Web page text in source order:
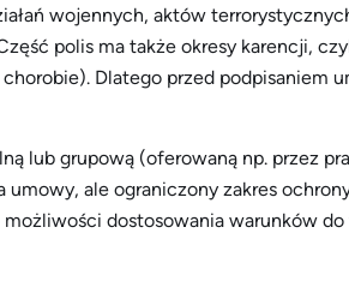
wojennych, aktów
polis ma także okresy karencji,
Dlatego przed podpisaniem
lub grupową (oferowaną np. przez
umowy, ale ograniczony zakres
dostosowania warunków